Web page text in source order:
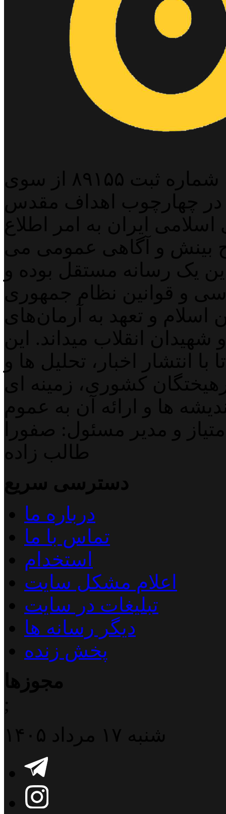
پایگاه خبری خبربین آنلاین به شماره ثبت ۸۹۱۵۵ از سوی
در چهارچوب اهداف مقدس
ایران به امر اطلاع
بینش و آگاهی عمومی می
یک رسانه مستقل بوده و
و قوانین نظام جمهوری
و تعهد به آرمان‌های
انقلاب میداند. این
انتشار اخبار، تحلیل ها و
کشوری، زمینه ای
ها و ارائه آن به عموم
و مدیر مسئول: صفورا
طالب زاده
دسترسی سریع
درباره ما
تماس با ما
استخدام
اعلام مشکل سایت
تبلیغات در سایت
دیگر رسانه ها
پخش زنده
مجوزها
;
شنبه ۱۷ مرداد ۱۴۰۵